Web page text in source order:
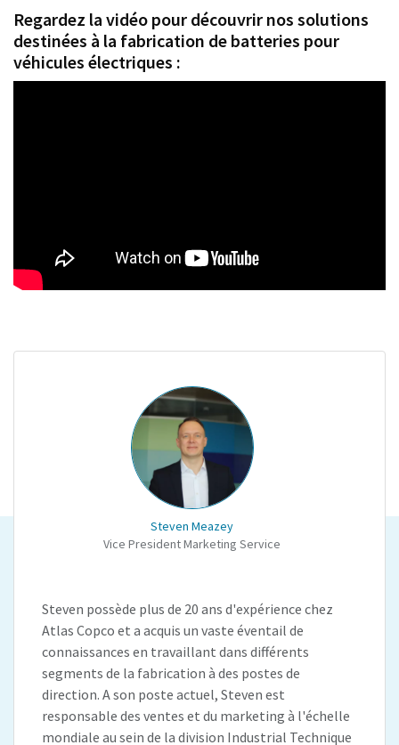
Regardez la vidéo pour découvrir nos solutions
destinées à la fabrication de batteries pour
véhicules électriques :
Steven possède plus de 20 ans d'expérience chez
Atlas Copco et a acquis un vaste éventail de
connaissances en travaillant dans différents
segments de la fabrication à des postes de
direction. A son poste actuel, Steven est
responsable des ventes et du marketing à l'échelle
mondiale au sein de la division Industrial Technique
Steven Meazey
Vice President Marketing Service